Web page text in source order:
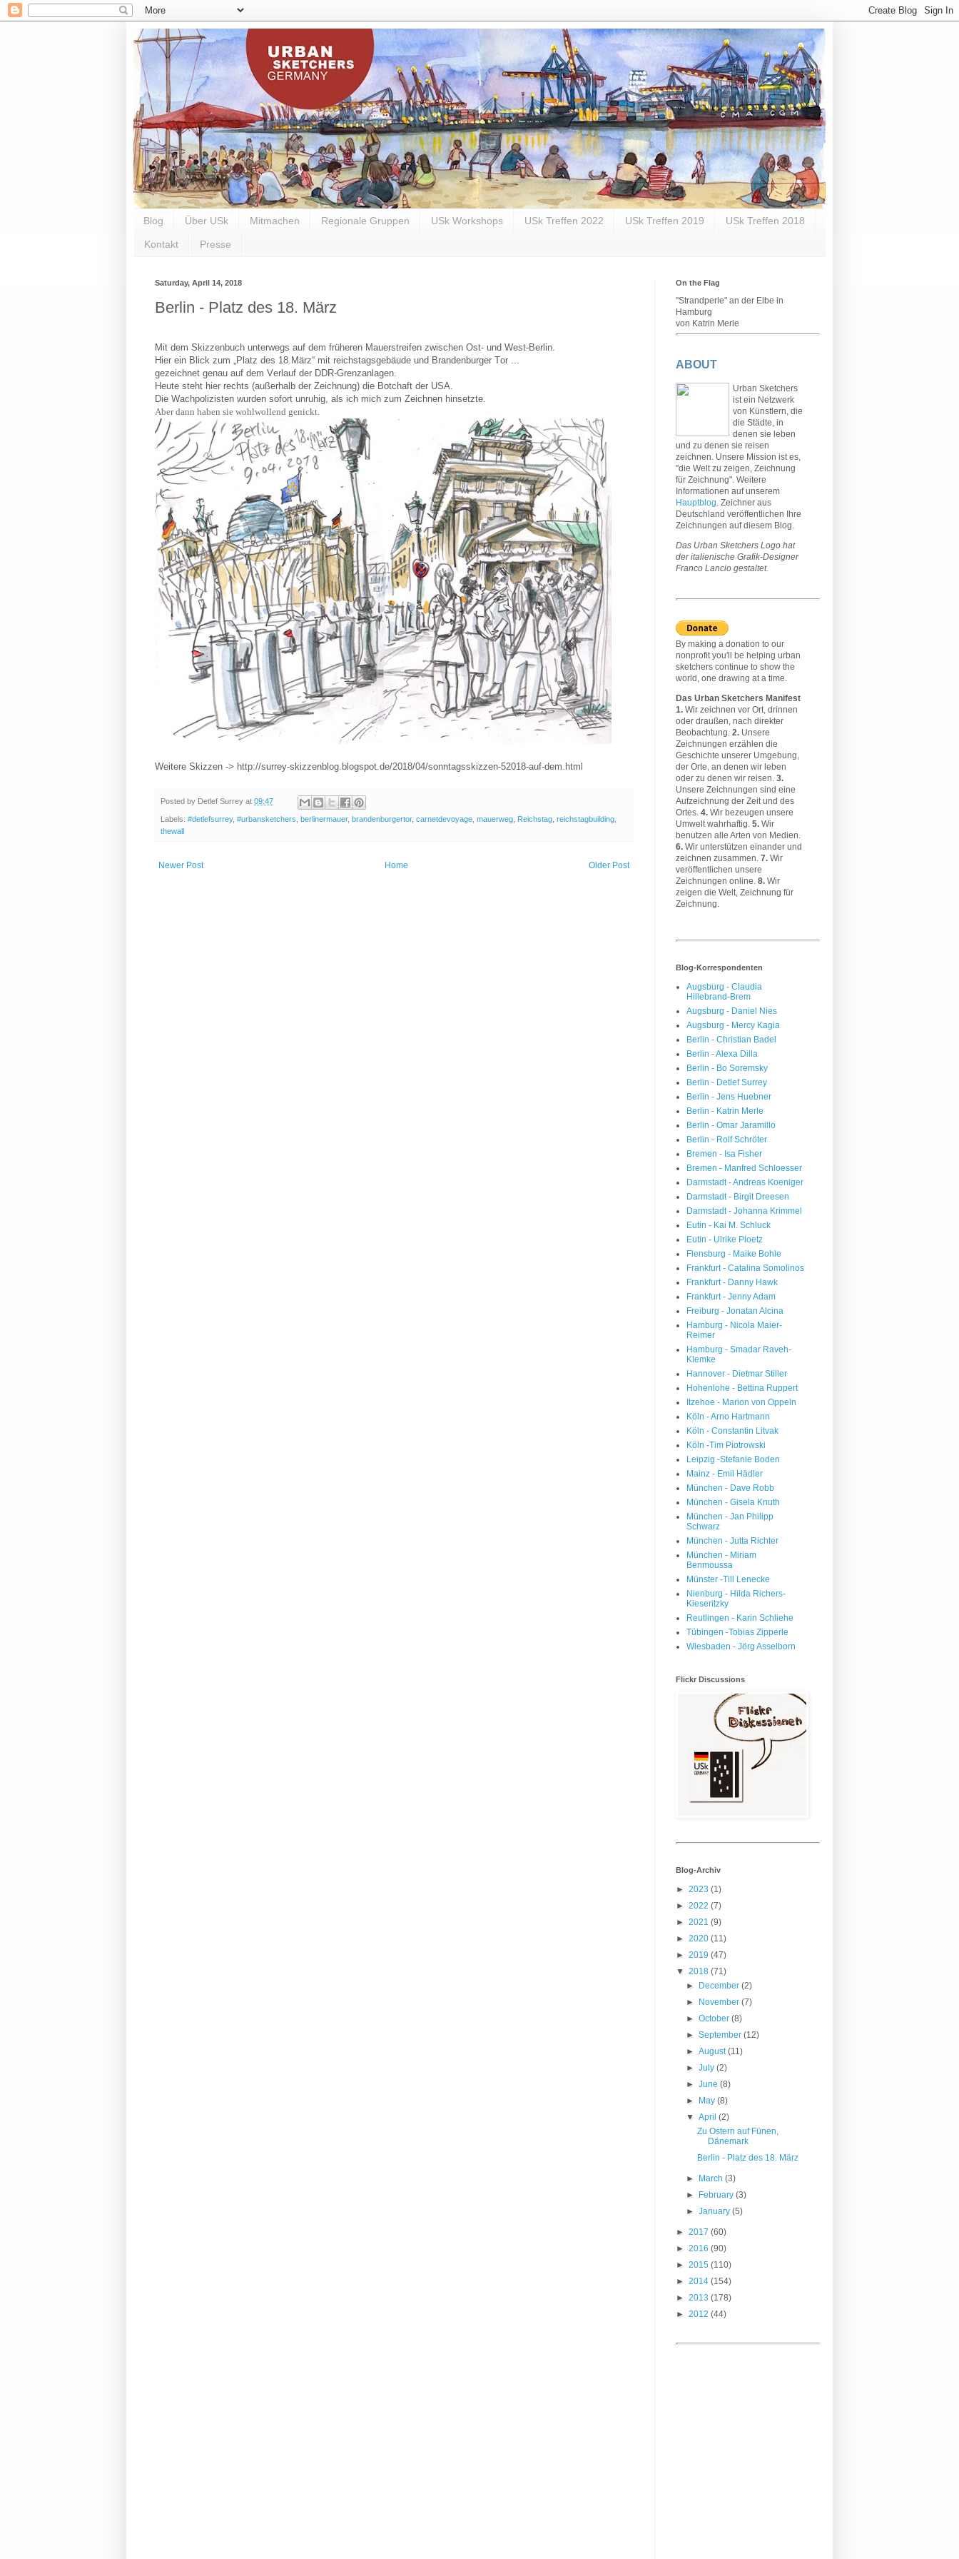
Blog Über USk Mitmachen Regionale Gruppen USk Workshops USk Treffen 2022 USk Treffen 2019 USk Treffen 2018
Kontakt Presse
Saturday, April 14, 2018
Berlin - Platz des 18. März
Mit dem Skizzenbuch unterwegs auf dem früheren Mauerstreifen zwischen Ost- und West-Berlin.
Hier ein Blick zum „Platz des 18.März“ mit reichstagsgebäude und Brandenburger Tor ...
gezeichnet genau auf dem Verlauf der DDR-Grenzanlagen.
Heute steht hier rechts (außerhalb der Zeichnung) die Botchaft der USA.
Die Wachpolizisten wurden sofort unruhig, als ich mich zum Zeichnen hinsetzte.
Aber dann haben sie wohlwollend genickt.
Weitere Skizzen -> http://surrey-skizzenblog.blogspot.de/2018/04/sonntagsskizzen-52018-auf-dem.html
Posted by Detlef Surrey at 09:47
Labels: #detlefsurrey, #urbansketchers berlinermauer, brandenburgertor, carnetdevoyage mauerweg Reichstag reichstagbuilding
thewall
Newer Post Older Post
Home
On the Flag
"Strandperle" an der Elbe in
Hamburg
von Katrin Merle
ABOUT
Urban Sketchers
ist ein Netzwerk
von Künstlern, die
die Städte, in
denen sie leben
und zu denen sie reisen
zeichnen. Unsere Mission ist es,
"die Welt zu zeigen, Zeichnung
für Zeichnung". Weitere
Informationen auf unserem
Hauptblog. Zeichner aus
Deutschland veröffentlichen Ihre
Zeichnungen auf diesem Blog.
Das Urban Sketchers Logo hat
der italienische Grafik-Designer
Franco Lancio gestaltet.
By making a donation to our
nonprofit you'll be helping urban
sketchers continue to show the
world, one drawing at a time.
Das Urban Sketchers Manifest
1. Wir zeichnen vor Ort, drinnen
oder draußen, nach direkter
Beobachtung. 2. Unsere
Zeichnungen erzählen die
Geschichte unserer Umgebung,
der Orte, an denen wir leben
oder zu denen wir reisen. 3.
Unsere Zeichnungen sind eine
Aufzeichnung der Zeit und des
Ortes. 4. Wir bezeugen unsere
Umwelt wahrhaftig. 5. Wir
benutzen alle Arten von Medien.
6. Wir unterstützen einander und
zeichnen zusammen. 7. Wir
veröffentlichen unsere
Zeichnungen online. 8. Wir
zeigen die Welt, Zeichnung für
Zeichnung.
Blog-Korrespondenten
Augsburg - Claudia
Hillebrand-Brem
Augsburg - Daniel Nies
Augsburg - Mercy Kagia
Berlin - Christian Badel
Berlin - Alexa Dilla
Berlin - Bo Soremsky
Berlin - Detlef Surrey
Berlin - Jens Huebner
Berlin - Katrin Merle
Berlin - Omar Jaramillo
Berlin - Rolf Schröter
Bremen - Isa Fisher
Bremen - Manfred Schloesser
Darmstadt - Andreas Koeniger
Darmstadt - Birgit Dreesen
Darmstadt - Johanna Krimmel
Eutin - Kai M. Schluck
Eutin - Ulrike Ploetz
Flensburg - Maike Bohle
Frankfurt - Catalina Somolinos
Frankfurt - Danny Hawk
Frankfurt - Jenny Adam
Freiburg - Jonatan Alcina
Hamburg - Nicola Maier-
Reimer
Hamburg - Smadar Raveh-
Klemke
Hannover - Dietmar Stiller
Hohenlohe - Bettina Ruppert
Itzehoe - Marion von Oppeln
Köln - Arno Hartmann
Köln - Constantin Litvak
Köln -Tim Piotrowski
Leipzig -Stefanie Boden
Mainz - Emil Hädler
München - Dave Robb
München - Gisela Knuth
München - Jan Philipp
Schwarz
München - Jutta Richter
München - Miriam
Benmoussa
Münster -Till Lenecke
Nienburg - Hilda Richers-
Kieseritzky
Reutlingen - Karin Schliehe
Tübingen -Tobias Zipperle
Wiesbaden - Jörg Asselborn
Flickr Discussions
Blog-Archiv
► 2023 (1)
► 2022 (7)
► 2021 (9)
► 2020 (11)
► 2019 (47)
▼ 2018 (71)
►
December(2)
►
November(7)
►October(8)
►September(12)
►August(11)
►July(2)
►June(8)
►
May(8)
▼April(2)
Zu Ostern auf Fünen,
Dänemark
Berlin - Platz des 18. März
► March(3)
►
February(3)
►January(5)
► 2017 (60)
► 2016 (90)
► 2015 (110)
► 2014 (154)
► 2013 (178)
► 2012 (44)